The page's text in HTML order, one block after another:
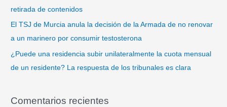
retirada de contenidos
El TSJ de Murcia anula la decisión de la Armada de no renovar
a un marinero por consumir testosterona
¿Puede una residencia subir unilateralmente la cuota mensual
de un residente? La respuesta de los tribunales es clara
Comentarios recientes